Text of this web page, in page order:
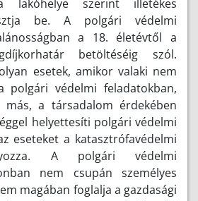
lakóhelye szerint illetékes
be. A polgári védelmi
a 18. életévtől a
betöltéséig szól.
esetek, amikor valaki nem
védelmi feladatokban,
a társadalom érdekében
helyettesíti polgári védelmi
eseteket a katasztrófavédelmi
A polgári védelmi
nem csupán személyes
magában foglalja a gazdasági